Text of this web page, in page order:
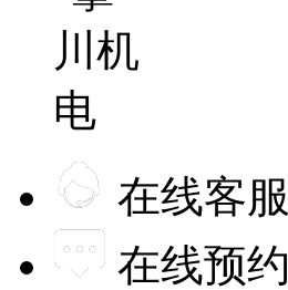
在线客服
在线预约